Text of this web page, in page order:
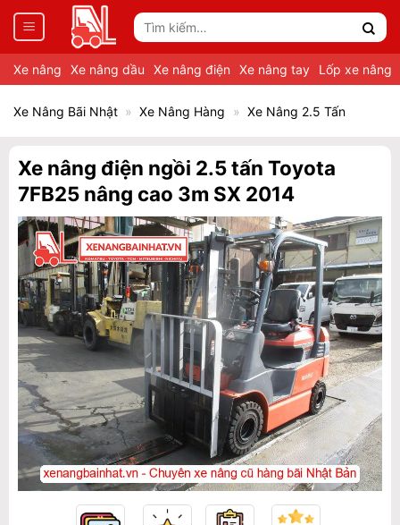
Tìm
kiếm:
Xe nâng
Xe nâng dầu Xe nâng điện Xe nâng tay Lốp xe nâng
Xe Nâng Bãi Nhật » Xe Nâng Hàng » Xe Nâng 2.5 Tấn
Xe nâng điện ngồi 2.5 tấn Toyota
7FB25 nâng cao 3m SX 2014